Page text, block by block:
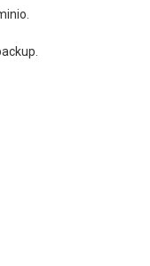
EDITION
Frog